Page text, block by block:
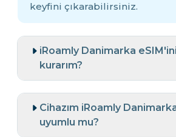
keyfini çıkarabilirsiniz.
iRoamly Danimarka eSIM'ini
kurarım?
Cihazım iRoamly
uyumlu mu?